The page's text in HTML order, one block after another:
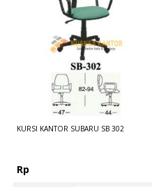
KURSI KANTOR SUBARU SB 302
Rp